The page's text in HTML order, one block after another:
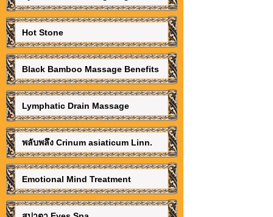
Hot Stone
Black Bamboo Massage Benefits
Lymphatic Drain Massage
พลับพลึง Crinum asiaticum Linn.
Emotional Mind Treatment